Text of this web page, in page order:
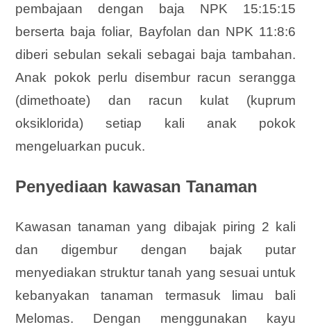
pembajaan dengan baja NPK 15:15:15
berserta baja foliar, Bayfolan dan NPK 11:8:6
diberi sebulan sekali sebagai baja tambahan.
Anak pokok perlu disembur racun serangga
(dimethoate) dan racun kulat (kuprum
oksiklorida) setiap kali anak pokok
mengeluarkan pucuk.
Penyediaan kawasan Tanaman
Kawasan tanaman yang dibajak piring 2 kali
dan digembur dengan bajak putar
menyediakan struktur tanah yang sesuai untuk
kebanyakan tanaman termasuk limau bali
Melomas. Dengan menggunakan kayu